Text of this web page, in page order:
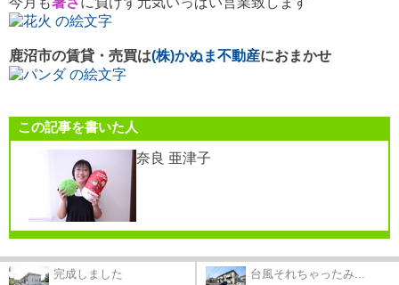
鹿沼市の賃貸・売買は(株)かぬま不動産におまかせ
この記事を書いた人
奈良 亜津子
完成しました 台風それちゃったみ...